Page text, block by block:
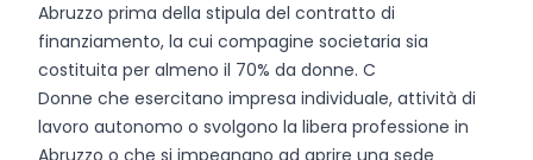
Abruzzo prima della stipula del contratto di
finanziamento, la cui compagine societaria sia
costituita per almeno il 70% da donne. C
Donne che esercitano impresa individuale, attività di
lavoro autonomo o svolgono la libera professione in
Abruzzo o che si impegnano ad aprire una sede